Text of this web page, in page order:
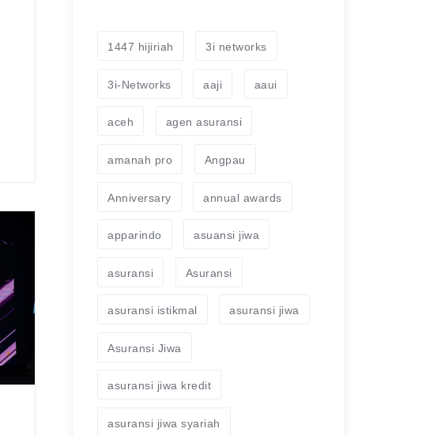
1447 hijiriah 3i networks
3i-Networks aaji aaui
aceh agen asuransi
amanah pro Angpau
Anniversary annual awards
apparindo asuansi jiwa
asuransi Asuransi
asuransi istikmal asuransi jiwa
Asuransi Jiwa
asuransi jiwa kredit
asuransi jiwa syariah